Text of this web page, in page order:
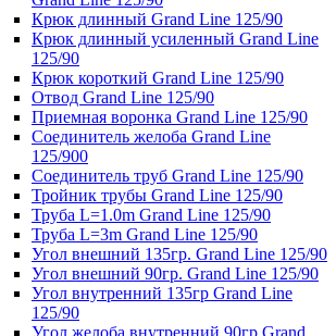
Крюк длинный Grand Line 125/90
Крюк длинный усиленный Grand Line
125/90
Крюк короткий Grand Line 125/90
Отвод Grand Line 125/90
Приемная воронка Grand Line 125/90
Соединитель желоба Grand Line
125/900
Соединитель труб Grand Line 125/90
Тройник трубы Grand Line 125/90
Труба L=1.0m Grand Line 125/90
Труба L=3m Grand Line 125/90
Угол внешний 135гр. Grand Line 125/90
Угол внешний 90гр. Grand Line 125/90
Угол внутренний 135гр Grand Line
125/90
Угол желоба внутренний 90гр Grand